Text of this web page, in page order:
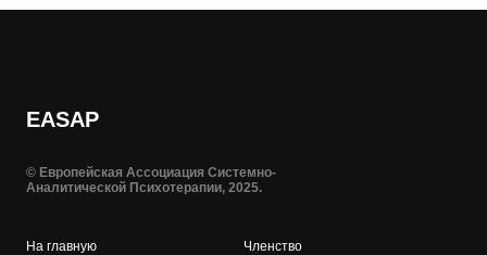
EASAP
© Европейская Ассоциация Системно-
Аналитической Психотерапии, 2025.
На главную Членство